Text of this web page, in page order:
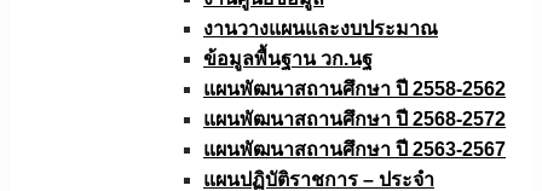
งานวางแผนและงบประมาณ
ข้อมูลพื้นฐาน วก.นฐ
แผนพัฒนาสถานศึกษา ปี 2558-2562
แผนพัฒนาสถานศึกษา ปี 2568-2572
แผนพัฒนาสถานศึกษา ปี 2563-2567
แผนปฏิบัติราชการ – ประจำ